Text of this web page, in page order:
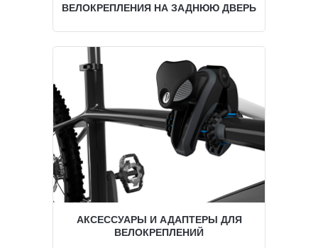
ВЕЛОКРЕПЛЕНИЯ НА ЗАДНЮЮ ДВЕРЬ
АКСЕССУАРЫ И АДАПТЕРЫ ДЛЯ
ВЕЛОКРЕПЛЕНИЙ